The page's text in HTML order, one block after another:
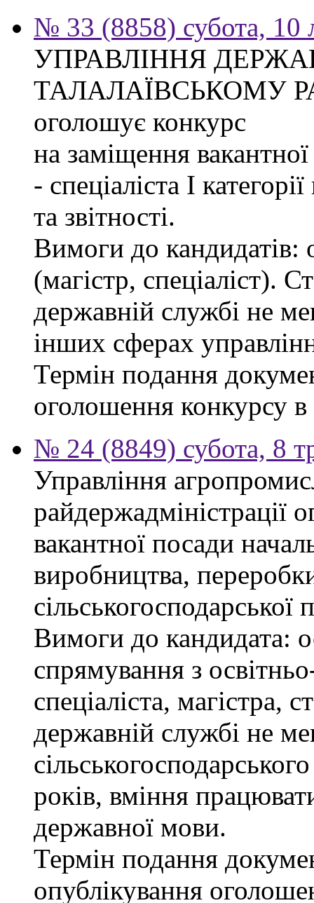
№ 33 (8858) субота, 10
УПРАВЛІННЯ
ТАЛАЛАЇВСЬКОМУ
оголошує конкурс
на заміщення
- спеціаліста І
та звітності.
Вимоги до кандидатів:
(магістр, спеціаліст).
державній службі не
інших сферах
Термін подання
оголошення конкурсу в
№ 24 (8849) субота, 8
Управління
райдержадміністрації
вакантної посади
виробництва,
сільськогосподарської
Вимоги до кандидата:
спрямування з
спеціаліста, магістра,
державній службі не
років, вміння
державної мови.
Термін подання
опублікування